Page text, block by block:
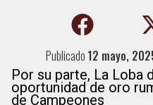
Publicado 12 mayo,
Por su parte, La Loba
oportunidad de oro
de Campeones